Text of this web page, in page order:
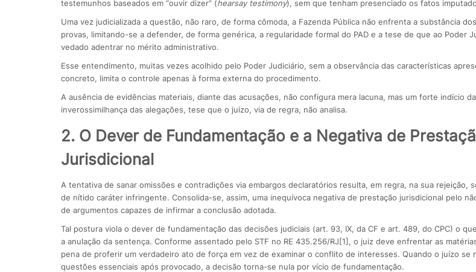
testemunhos baseados em “ouvir dizer” (hearsay testimony), sem que tenham presenciado os fatos
Uma vez judicializada a questão, não raro, de forma cômoda, a Fazenda Pública não enfrenta a substância
provas, limitando-se a defender, de forma genérica, a regularidade formal do PAD e a tese de que ao Poder
vedado adentrar no mérito administrativo.
Esse entendimento, muitas vezes acolhido pelo Poder Judiciário, sem a observância das características
concreto, limita o controle apenas à forma externa do procedimento.
A ausência de evidências materiais, diante das acusações, não configura mera lacuna, mas um forte indício da
inverossimilhança das alegações, tese que o juízo, via de regra, não analisa.
2. O Dever de Fundamentação e a Negativa de
Jurisdicional
A tentativa de sanar omissões e contradições via embargos declaratórios resulta, em regra, na sua rejeição,
de nítido caráter infringente. Consolida-se, assim, uma inequívoca negativa de prestação jurisdicional pelo
de argumentos capazes de infirmar a conclusão adotada.
Tal postura viola o dever de fundamentação das decisões judiciais (art. 93, IX, da CF e art. 489, do CPC) o
a anulação da sentença. Conforme assentado pelo STF no RE 435.256/RJ[1], o juiz deve enfrentar as
pena de proferir um verdadeiro ato de força em vez de examinar o conflito de interesses. Quando o juízo se
questões essenciais após provocado, a decisão torna-se nula por vício de fundamentação.